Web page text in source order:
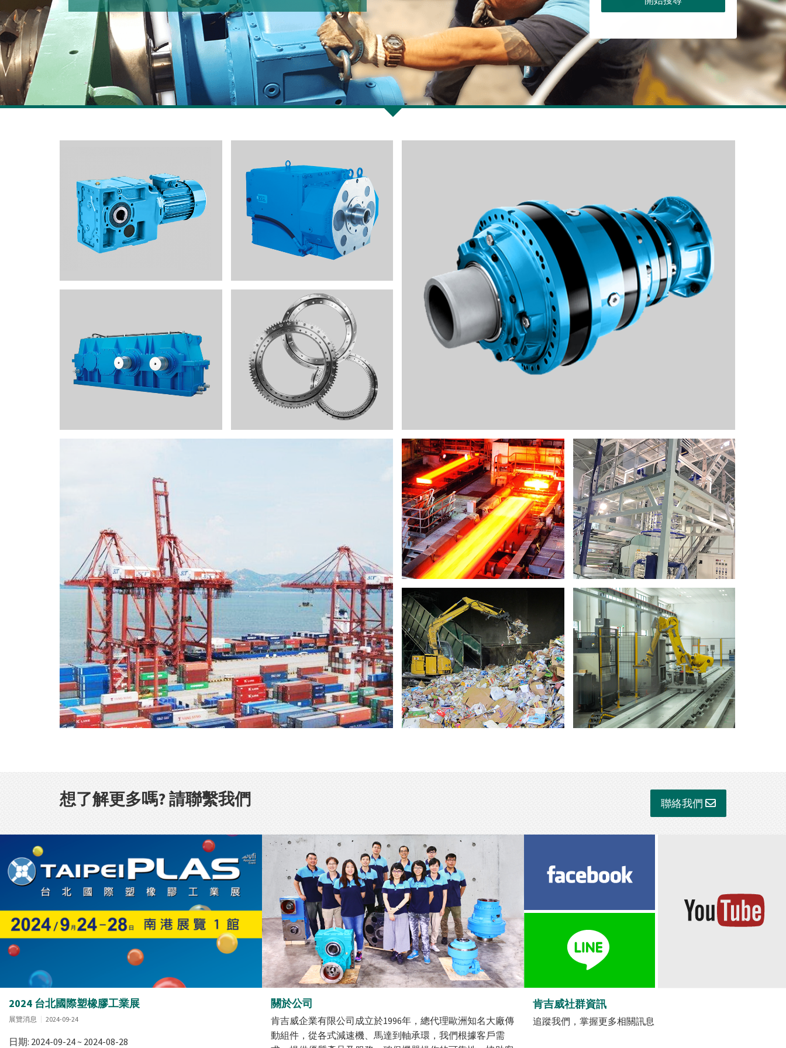
CMG馬達減速機
繼續閱讀
工業用軸承環
繼續閱讀
橡塑膠機器
繼續閱讀
環保回收
繼續閱讀
自動化工具機
繼續閱讀
想了解更多嗎? 請聯繫我們 聯絡我們
2024 台北國際塑橡膠工業展
展覽消息 2024-09-24
日期: 2024-09-24 ~ 2024-08-28
關於公司
肯吉威企業有限公司成立於1996年，總代理歐洲知名大廠傳
動組件，從各式減速機、馬達到軸承環，我們根據客戶需
肯吉威社群資訊
追蹤我們，掌握更多相關訊息